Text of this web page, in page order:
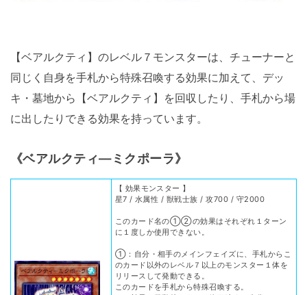
【ベアルクティ】のレベル７モンスターは、チューナーと
同じく自身を手札から特殊召喚する効果に加えて、デッ
キ・墓地から【ベアルクティ】を回収したり、手札から場
に出したりできる効果を持っています。
《ベアルクティ―ミクポーラ》
【 効果モンスター 】
星7 / 水属性 / 獣戦士族 / 攻700 / 守2000
このカード名の①②の効果はそれぞれ１ターン
に１度しか使用できない。
①：自分・相手のメインフェイズに、手札からこ
のカード以外のレベル７以上のモンスター１体を
リリースして発動できる。
このカードを手札から特殊召喚する。